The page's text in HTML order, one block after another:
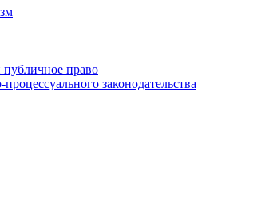
право
законодательства